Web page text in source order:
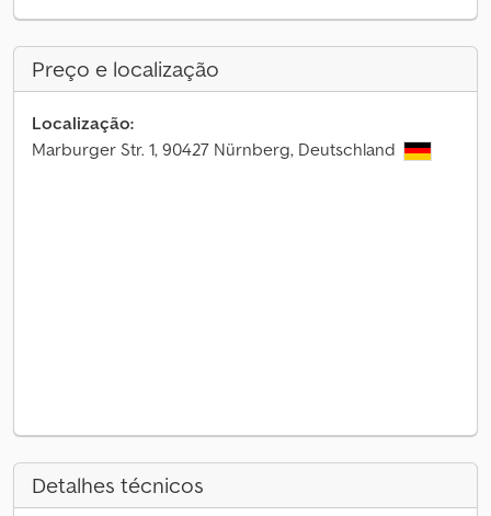
Preço e localização
Localização:
Marburger Str. 1, 90427 Nürnberg, Deutschland
Detalhes técnicos